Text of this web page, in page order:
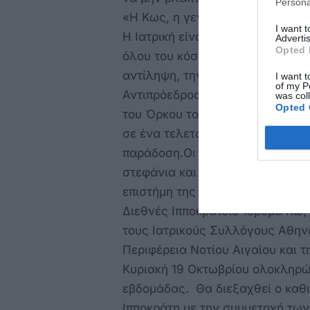
I want
Opted
I want
of my
was
Opted
«Η Κως, η γενέτειρα του
Η Ιατρική είναι λειτούργημα,
όλου του κόσμου με το πνεύμα
αντίληψη, την πρόληψη και
Αντιπρόεδρος του ΔΙΙΚ
του Όρκου του Ιπποκράτη από
σε ένα τελετουργικό γεμάτο
παράδοση.Οι νέοι γιατροί αφού
στεφάνια και βραβεύτηκαν για
επιστήμη της Ιατρικής.Η
Διεθνές Ιπποκράτειο Ίδρυμα
τους Ιατρικούς Συλλόγους
Περιφέρεια Νοτίου Αιγαίου
Κυριακή 19 Οκτωβρίου
εβδομάδας. Θα διεξαχθεί ο